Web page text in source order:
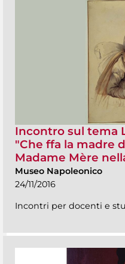
Incontro sul tema
"Che ffa la madre
Madame Mère
Museo Napoleonico
24/11/2016
Incontri per docenti e